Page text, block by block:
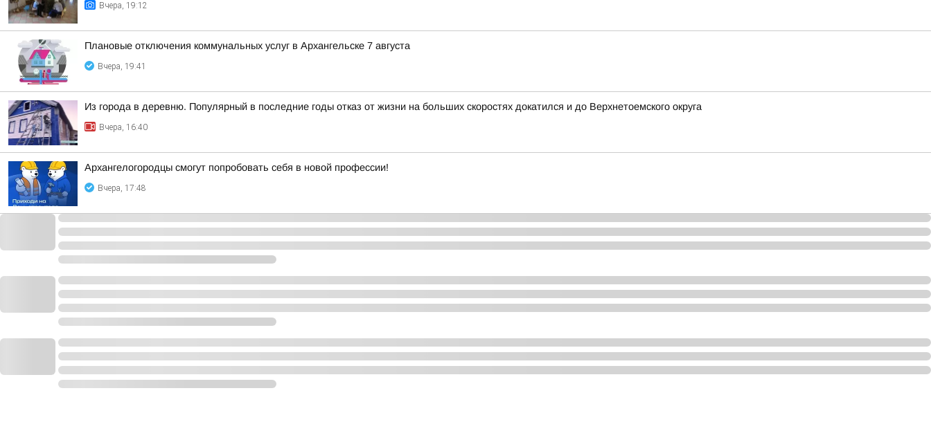
Вчера, 19:12
Плановые отключения коммунальных услуг в Архангельске 7 августа
Вчера, 19:41
Из города в деревню. Популярный в последние годы отказ от жизни на больших скоростях докатился и до Верхнетоемского округа
Вчера, 16:40
Архангелогородцы смогут попробовать себя в новой профессии!
Вчера, 17:48